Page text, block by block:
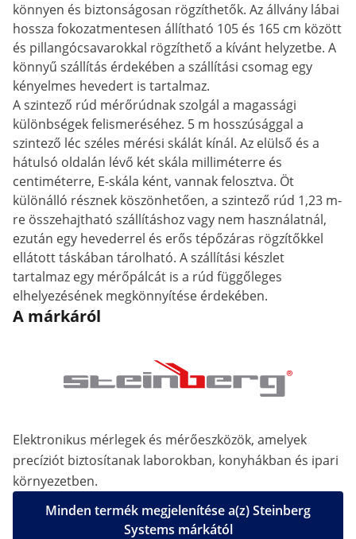
könnyen és biztonságosan rögzíthetők. Az állvány lábai
hossza fokozatmentesen állítható 105 és 165 cm között
és pillangócsavarokkal rögzíthető a kívánt helyzetbe. A
könnyű szállítás érdekében a szállítási csomag egy
kényelmes hevedert is tartalmaz.
A szintező rúd mérőrúdnak szolgál a magassági
különbségek felismeréséhez. 5 m hosszúsággal a
szintező léc széles mérési skálát kínál. Az elülső és a
hátulsó oldalán lévő két skála milliméterre és
centiméterre, E-skála ként, vannak felosztva. Öt
különálló résznek köszönhetően, a szintező rúd 1,23 m-
re összehajtható szállításhoz vagy nem használatnál,
ezután egy hevederrel és erős tépőzáras rögzítőkkel
ellátott táskában tárolható. A szállítási készlet
tartalmaz egy mérőpálcát is a rúd függőleges
elhelyezésének megkönnyítése érdekében.
A márkáról
Elektronikus mérlegek és mérőeszközök, amelyek
precíziót biztosítanak laborokban, konyhákban és ipari
környezetben.
Minden termék megjelenítése a(z) Steinberg
Systems márkától